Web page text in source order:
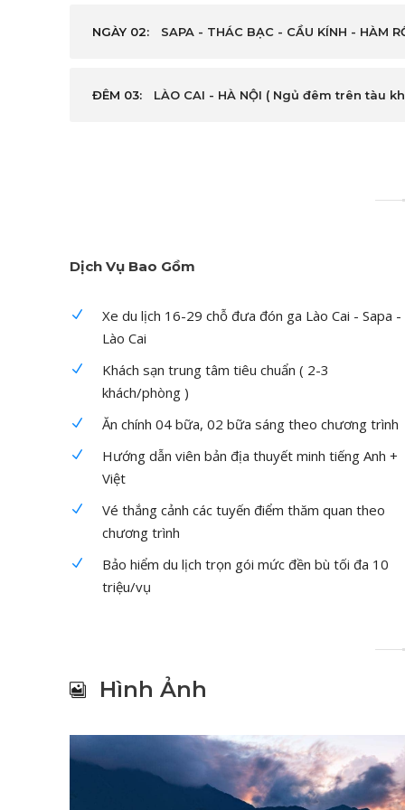
NGÀY 02: SAPA - THÁC BẠC - CẦU KÍNH - HÀM
ĐÊM 03: LÀO CAI - HÀ NỘI ( Ngủ đêm trên tàu
Dịch Vụ Bao Gồm
Xe du lịch 16-29 chỗ đưa đón ga Lào Cai - Sapa -
Lào Cai
Khách sạn trung tâm tiêu chuẩn ( 2-3
khách/phòng )
Ăn chính 04 bữa, 02 bữa sáng theo chương trình
Hướng dẫn viên bản địa thuyết minh tiếng Anh +
Việt
Vé thắng cảnh các tuyến điểm thăm quan theo
chương trình
Bảo hiểm du lịch trọn gói mức đền bù tối đa 10
triệu/vụ
Hình Ảnh